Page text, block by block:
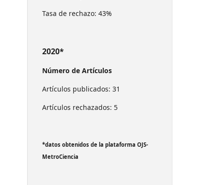
Tasa de rechazo: 43%
2020*
Número de Artículos
Artículos publicados: 31
Artículos rechazados: 5
*datos obtenidos de la plataforma OJS-
MetroCiencia